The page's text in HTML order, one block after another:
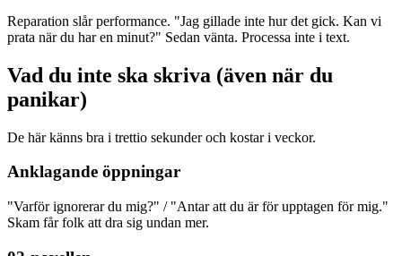
Reparation slår performance. "Jag gillade inte hur det gick. Kan vi
prata när du har en minut?" Sedan vänta. Processa inte i text.
Vad du inte ska skriva (även när du
panikar)
De här känns bra i trettio sekunder och kostar i veckor.
Anklagande öppningar
"Varför ignorerar du mig?" / "Antar att du är för upptagen för mig."
Skam får folk att dra sig undan mer.